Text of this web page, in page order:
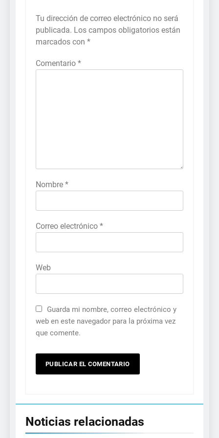
Tu dirección de correo electrónico no será
publicada. Los campos obligatorios están
marcados con *
Comentario *
Nombre *
Correo electrónico *
Web
Guarda mi nombre, correo electrónico y
web en este navegador para la próxima vez
que comente.
Noticias relacionadas